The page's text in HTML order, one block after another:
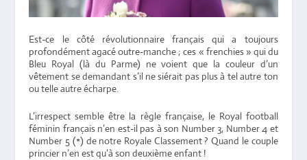
Est-ce le côté révolutionnaire français qui a toujours
profondément agacé outre-manche ; ces « frenchies » qui du
Bleu Royal (là du Parme) ne voient que la couleur d’un
vêtement se demandant s’il ne siérait pas plus à tel autre ton
ou telle autre écharpe.
L’irrespect semble être la règle française, le Royal football
féminin français n’en est-il pas à son Number 3, Number 4 et
Number 5 (*) de notre Royale Classement ? Quand le couple
princier n’en est qu’à son deuxième enfant !